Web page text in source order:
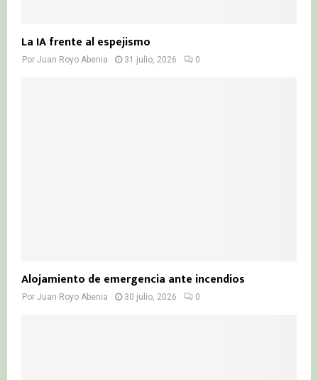
La IA frente al espejismo
Por Juan Royo Abenia 31 julio, 2026 0
Alojamiento de emergencia ante incendios
Por Juan Royo Abenia 30 julio, 2026 0